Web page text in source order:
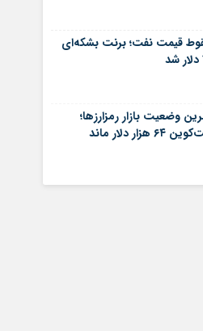
قیمت نفت؛ برنت بشکه‌ای
وضعیت بازار رمزارزها؛
۶۴ هزار دلار ماند